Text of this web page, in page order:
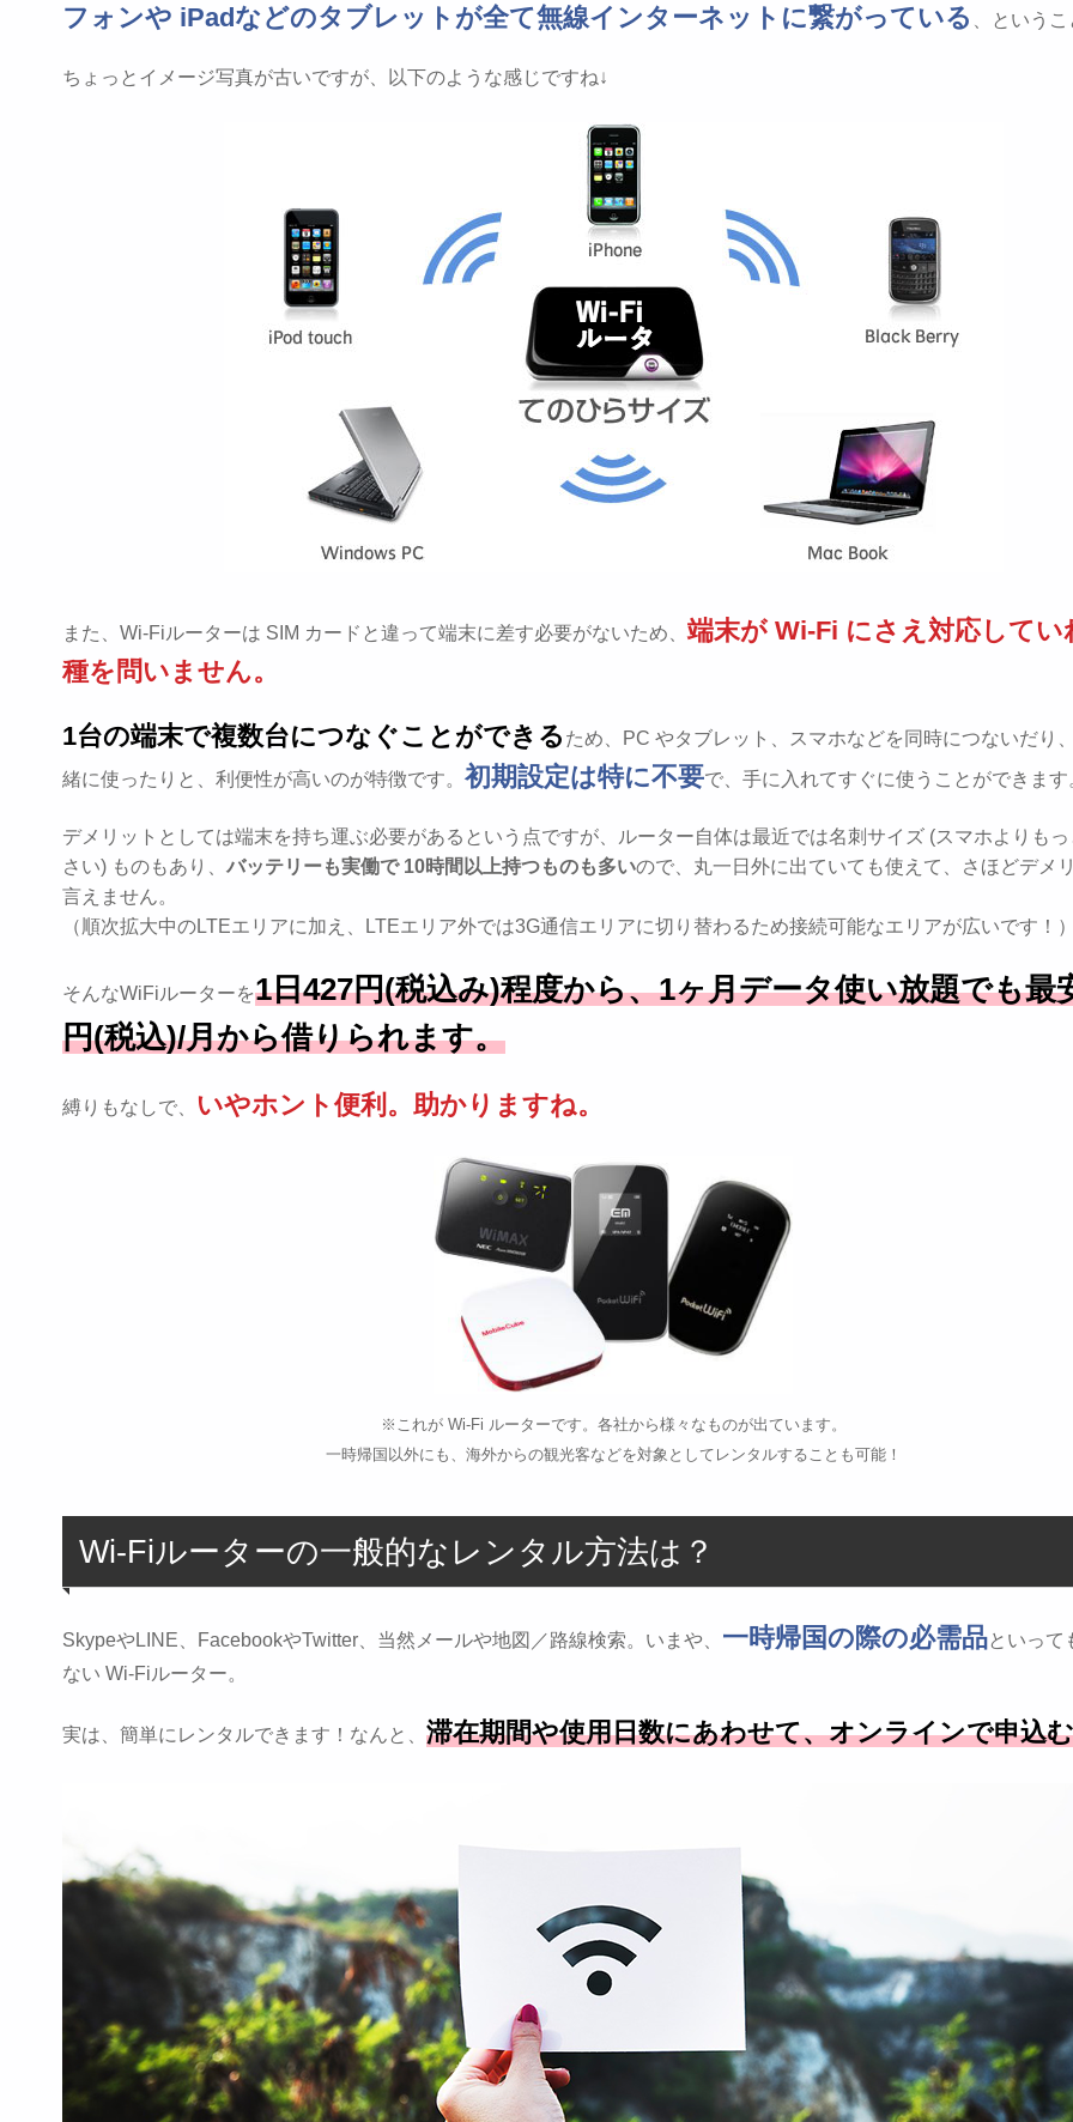
フォンや iPadなどのタブレットが全て無線インターネットに繋がっている
、という
ちょっとイメージ写真が古いですが、以下のような感じですね↓
また、Wi-Fiルーターは SIM カードと違って端末に差す必要がないため、端末が Wi-Fi にさえ対応してい
種を問いません。
1台の端末で複数台につなぐことができる ため、PC やタブレット、スマホなどを同時につないだり
緒に使ったりと、利便性が高いのが特徴です。 初期設定は特に不要で、手に入れてすぐに使うことができます
デメリットとしては端末を持ち運ぶ必要があるという点ですが、ルーター自体は最近では名刺サイズ (スマホよりも
さい) ものもあり、 バッテリーも実働で 10時間以上持つものも多いので、丸一日外に出ていても使えて、さほどデメ
言えません。
（順次拡大中のLTEエリアに加え、LTEエリア外では3G通信エリアに切り替わるため接続可能なエリアが広いです！
そんなWiFiルーターを1日427円(税込み)程度から、1ヶ月データ使い放題でも最
円(税込)/月から借りられます。
縛りもなしで、 いやホント便利。助かりますね。
※これが Wi-Fi ルーターです。各社から様々なものが出ています。
一時帰国以外にも、海外からの観光客などを対象としてレンタルすることも可能！
Wi-Fiルーターの一般的なレンタル方法は？
SkypeやLINE、FacebookやTwitter、当然メールや地図／路線検索。いまや、 一時帰国の際の必需品といって
ない Wi-Fiルーター。
実は、簡単にレンタルできます！なんと、 滞在期間や使用日数にあわせて、オンラインで申込